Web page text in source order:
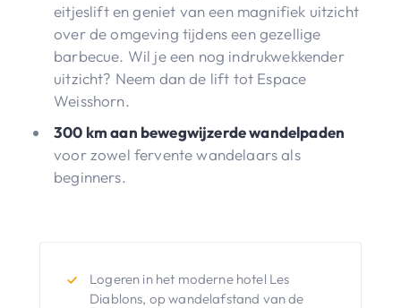
eitjeslift en geniet van een magnifiek uitzicht
over de omgeving tijdens een gezellige
barbecue. Wil je een nog indrukwekkender
uitzicht? Neem dan de lift tot Espace
Weisshorn.
300 km aan bewegwijzerde wandelpaden
voor zowel fervente wandelaars als
beginners.
Logeren in het moderne hotel Les
Diablons, op wandelafstand van de